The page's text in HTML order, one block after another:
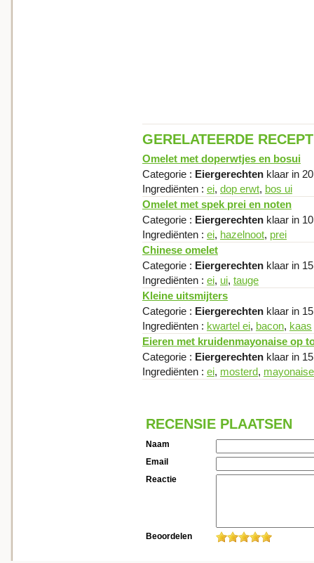
GERELATEERDE
Omelet met doperwtjes en bosui
Categorie : Eiergerechten klaar in
Ingrediënten : ei, dop erwt, bos ui
Omelet met spek prei en noten
Categorie : Eiergerechten klaar in
Ingrediënten : ei, hazelnoot, prei
Chinese omelet
Categorie : Eiergerechten klaar in
Ingrediënten : ei, ui, tauge
Kleine uitsmijters
Categorie : Eiergerechten klaar in
Ingrediënten : kwartel ei, bacon, kaas
Eieren met kruidenmayonaise op
Categorie : Eiergerechten klaar in
Ingrediënten : ei, mosterd, mayonaise
RECENSIE PLAATSEN
Naam
Email
Reactie
Beoordelen